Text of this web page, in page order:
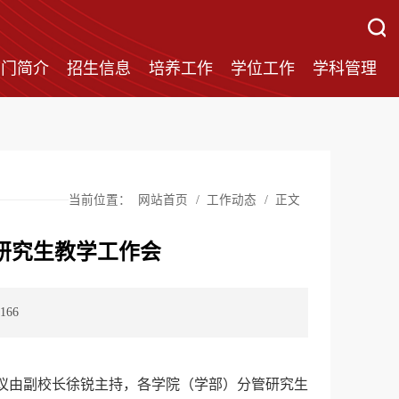
简介 招生信息 培养工作 学位工作 学科管理
当前位置： 网站首页 / 工作动态 / 正文
究生教学工作会
由副校长徐锐主持，各学院（学部）分管研究生